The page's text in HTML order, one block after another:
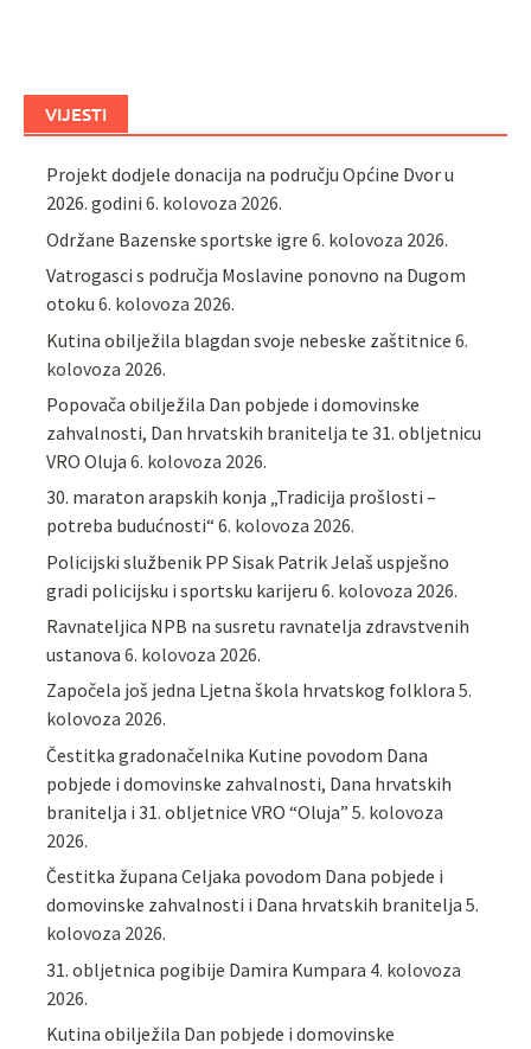
VIJESTI
Projekt dodjele donacija na području Općine Dvor u
2026. godini 6. kolovoza 2026.
Održane Bazenske sportske igre 6. kolovoza 2026.
Vatrogasci s područja Moslavine ponovno na Dugom
otoku 6. kolovoza 2026.
Kutina obilježila blagdan svoje nebeske zaštitnice 6.
kolovoza 2026.
Popovača obilježila Dan pobjede i domovinske
zahvalnosti, Dan hrvatskih branitelja te 31. obljetnicu
VRO Oluja 6. kolovoza 2026.
30. maraton arapskih konja „Tradicija prošlosti –
potreba budućnosti“ 6. kolovoza 2026.
Policijski službenik PP Sisak Patrik Jelaš uspješno
gradi policijsku i sportsku karijeru 6. kolovoza 2026.
Ravnateljica NPB na susretu ravnatelja zdravstvenih
ustanova 6. kolovoza 2026.
Započela još jedna Ljetna škola hrvatskog folklora 5.
kolovoza 2026.
Čestitka gradonačelnika Kutine povodom Dana
pobjede i domovinske zahvalnosti, Dana hrvatskih
branitelja i 31. obljetnice VRO “Oluja” 5. kolovoza
2026.
Čestitka župana Celjaka povodom Dana pobjede i
domovinske zahvalnosti i Dana hrvatskih branitelja 5.
kolovoza 2026.
31. obljetnica pogibije Damira Kumpara 4. kolovoza
2026.
Kutina obilježila Dan pobjede i domovinske